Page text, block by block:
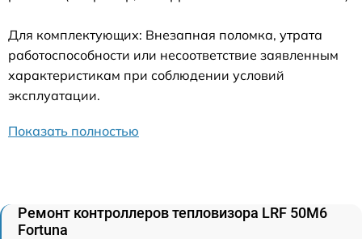
Для комплектующих: Внезапная поломка, утрата
работоспособности или несоответствие заявленным
характеристикам при соблюдении условий
эксплуатации.
Показать полностью
Ремонт контроллеров тепловизора LRF 50M6
Fortuna